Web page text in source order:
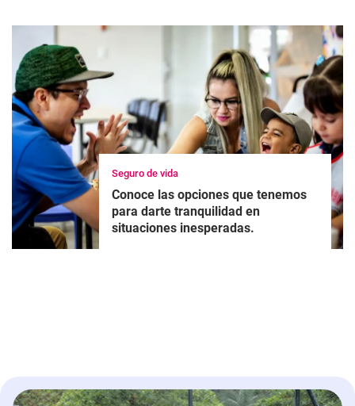
Seguro de vida
Conoce las opciones que tenemos
para darte tranquilidad en
situaciones inesperadas.